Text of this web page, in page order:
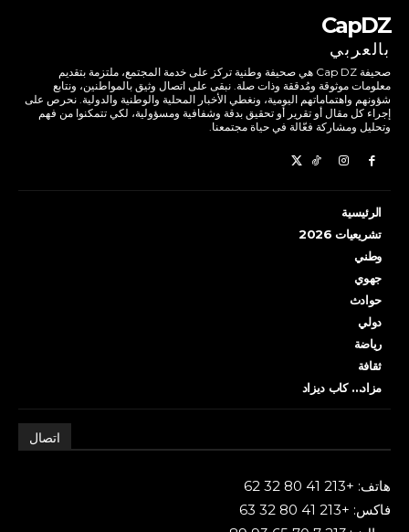
CapDZ
بالعربي
صحيفة Cap DZ هي صحيفة وطنية تركز على خدمة المجتمع، ملتزمة بتقديم
معلومات موثوقة ومُدققة وذات صلة. نبقى على اتصال وثيق بالمواطنين، ونتابع
شؤونهم واهتماماتهم اليومية، ونغطي الأخبار المحلية والوطنية والدولية. نحرص على
إجراء كل مقال أو تقرير أو تحقيق بدقة وشفافية ومسؤولية، لكي تتمكنوا من فهم
وتحليل ومشاركة فعّالة في حياة مجتمعنا.
الرئيسية
تشريعيات 2026
وطني
جهوي
حوادث
دولي
رياضة
ثقافة
مزاد… كاب ديزاد
اتصال
هاتف: +213 41 80 32 62
فاكس: +213 41 80 32 63